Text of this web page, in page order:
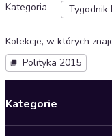
Kategoria
Tygodnik
Kolekcje, w których
Polityka 2015
Kategorie